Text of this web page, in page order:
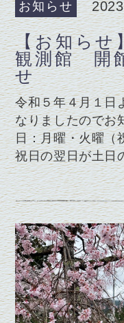
お知らせ
【お知ら
観測館 開
せ
令和５年４月１日
なりましたので
日：月曜・火
祝日の翌日が土